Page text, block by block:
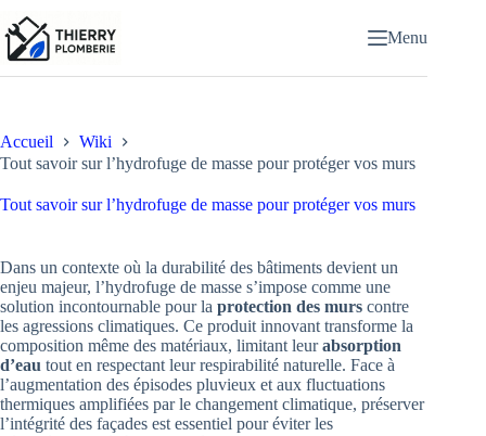
au
contenu
Menu
Accueil
Wiki
Tout savoir sur l’hydrofuge de masse pour protéger vos murs
Tout savoir sur l’hydrofuge de masse pour protéger vos murs
Dans un contexte où la durabilité des bâtiments devient un
enjeu majeur, l’hydrofuge de masse s’impose comme une
solution incontournable pour la protection des murs contre
les agressions climatiques. Ce produit innovant transforme la
composition même des matériaux, limitant leurabsorption
d’eau tout en respectant leur respirabilité naturelle. Face à
l’augmentation des épisodes pluvieux et aux fluctuations
thermiques amplifiées par le changement climatique, préserver
l’intégrité des façades est essentiel pour éviter les